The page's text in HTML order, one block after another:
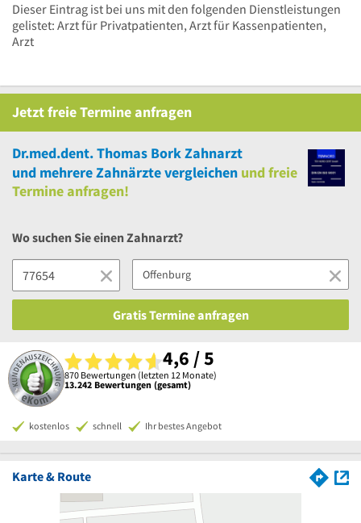
Dieser Eintrag ist bei uns mit den folgenden Dienstleistungen
gelistet: Arzt für Privatpatienten, Arzt für Kassenpatienten,
Arzt
JetztfreieTermine anfragen
Dr.med.dent. Thomas Bork Zahnarzt
und mehrereZahnärzte vergleichen undfreie
Termine anfragen!
Wo suchen Sie einen Zahnarzt?
Gratis Termine anfragen
4,6 / 5
870 Bewertungen (letzten 12 Monate)
13.242 Bewertungen (gesamt)
kostenlos schnell Ihr bestes Angebot
Karte & Route